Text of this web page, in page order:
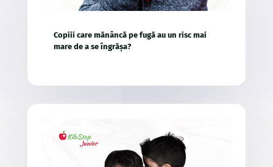
Copiii care mănâncă pe fugă au un risc mai
mare de a se îngrășa?